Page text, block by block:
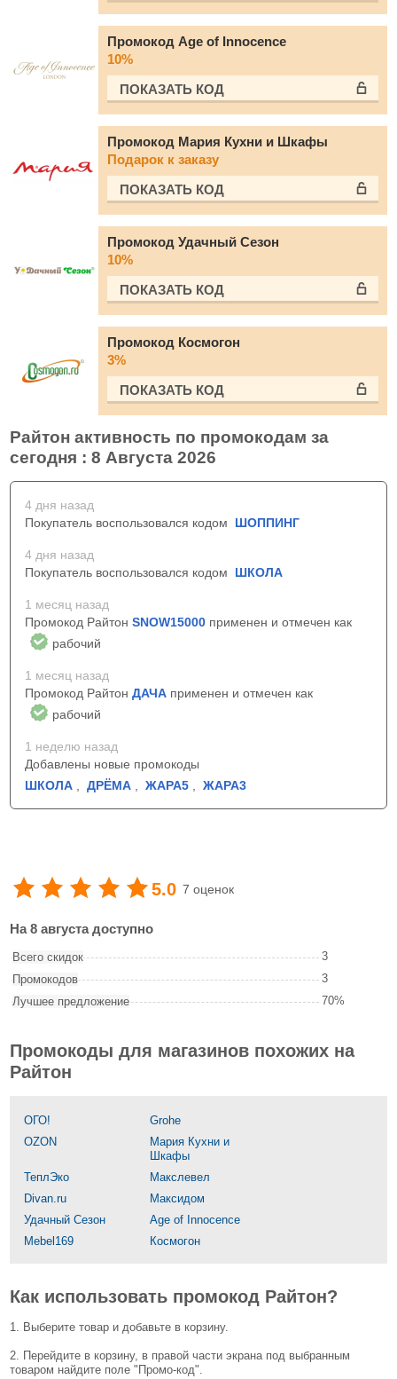
Промокод Age of Innocence
10%
ПОКАЗАТЬ КОД
Промокод Мария Кухни и Шкафы
Подарок к заказу
ПОКАЗАТЬ КОД
Промокод Удачный Сезон
10%
ПОКАЗАТЬ КОД
Промокод Космогон
3%
ПОКАЗАТЬ КОД
Райтон активность по промокодам за
сегодня : 8 Августа 2026
4 дня назад
Покупатель воспользовался кодом ШОППИНГ
4 дня назад
Покупатель воспользовался кодом ШКОЛА
1 месяц назад
Промокод Райтон SNOW15000 применен и отмечен как
рабочий
1 месяц назад
Промокод Райтон ДАЧА применен и отмечен как
рабочий
1 неделю назад
Добавлены новые промокоды
ШКОЛА
ДРЁМА ЖАРА5 ЖАРА3
5.0 7 оценок
На 8 августа доступно
Всего скидок
3
Промокодов
3
Лучшее предложение
70%
Промокоды для магазинов похожих на
Райтон
ОГО!
Grohe
OZON
Мария Кухни и
Шкафы
ТеплЭко
Макслевел
Divan.ru
Максидом
Удачный Сезон
Age of Innocence
Mebel169
Космогон
Как использовать промокод Райтон?
1. Выберите товар и добавьте в корзину.
2. Перейдите в корзину, в правой части экрана под выбранным
товаром найдите поле "Промо-код".